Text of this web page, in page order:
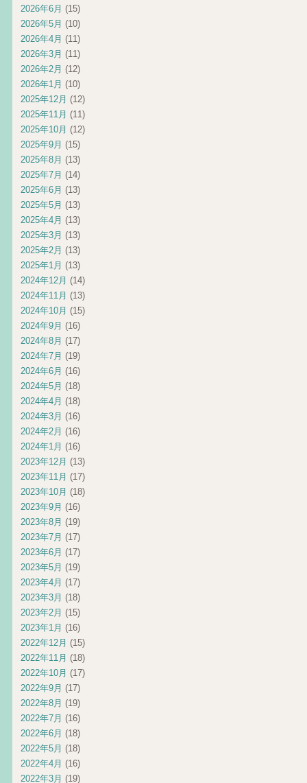
2026年6月 (15)
2026年5月 (10)
2026年4月 (11)
2026年3月 (11)
2026年2月 (12)
2026年1月 (10)
2025年12月 (12)
2025年11月 (11)
2025年10月 (12)
2025年9月 (15)
2025年8月 (13)
2025年7月 (14)
2025年6月 (13)
2025年5月 (13)
2025年4月 (13)
2025年3月 (13)
2025年2月 (13)
2025年1月 (13)
2024年12月 (14)
2024年11月 (13)
2024年10月 (15)
2024年9月 (16)
2024年8月 (17)
2024年7月 (19)
2024年6月 (16)
2024年5月 (18)
2024年4月 (18)
2024年3月 (16)
2024年2月 (16)
2024年1月 (16)
2023年12月 (13)
2023年11月 (17)
2023年10月 (18)
2023年9月 (16)
2023年8月 (19)
2023年7月 (17)
2023年6月 (17)
2023年5月 (19)
2023年4月 (17)
2023年3月 (18)
2023年2月 (15)
2023年1月 (16)
2022年12月 (15)
2022年11月 (18)
2022年10月 (17)
2022年9月 (17)
2022年8月 (19)
2022年7月 (16)
2022年6月 (18)
2022年5月 (18)
2022年4月 (16)
2022年3月 (19)